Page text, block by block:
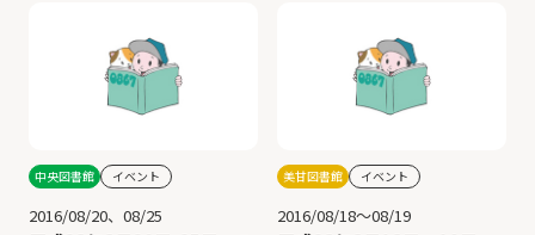
中央図書館 イベント
2016/08/20、08/25
美甘図書館 イベント
2016/08/18～08/19